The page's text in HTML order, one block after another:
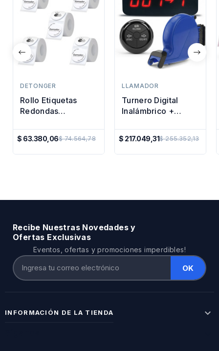
DETONGER
Rollo Etiquetas
Redondas
50mm X5u
$ 63.380,06
Precio
Regular
$ 74.564,78
LLAMADOR
Turnero Digital
Inalámbrico +
Numero Dispenser
Azul
$ 217.049,31
Precio
Regular
$ 255.352,13
Recibe Nuestras Novedades y
Ofertas Exclusivas
Eventos, ofertas y promociones imperdibles!
INFORMACIÓN DE LA TIENDA 